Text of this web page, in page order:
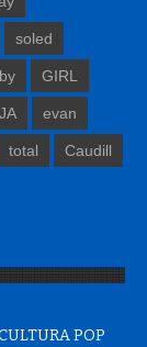
soled
GIRL
evan
total Caudill